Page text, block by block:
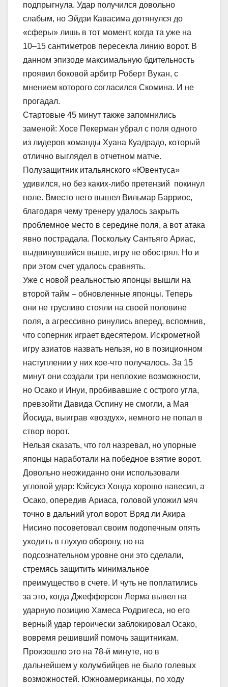
подпрыгнула. Удар получился довольно
слабым, но Эйдзи Кавасима дотянулся до
«сферы» лишь в тот момент, когда та уже на
10–15 сантиметров пересекла линию ворот. В
данном эпизоде максимальную бдительность
проявил боковой арбитр Роберт Вукан, с
мнением которого согласился Скомина. И не
прогадал.
Стартовые 45 минут также запомнились
заменой: Хосе Пекерман убрал с поля одного
из лидеров команды Хуана Куадрадо, который
отлично выглядел в отчетном матче.
Полузащитник итальянского «Ювентуса»
удивился, но без каких-либо претензий покинул
поле. Вместо него вышел Вильмар Барриос,
благодаря чему тренеру удалось закрыть
проблемное место в середине поля, а вот атака
явно пострадала. Поскольку Сантьяго Ариас,
выдвинувшийся выше, игру не обострял. Но и
при этом счет удалось сравнять.
Уже с новой реальностью японцы вышли на
второй тайм – обновленные японцы. Теперь
они не трусливо стояли на своей половине
поля, а агрессивно ринулись вперед, вспомнив,
что соперник играет вдесятером. Искрометной
игру азиатов назвать нельзя, но в позиционном
наступлении у них кое-что получалось. За 15
минут они создали три неплохие возможности,
но Осако и Инуи, пробивавшие с острого угла,
превзойти Давида Оспину не смогли, а Мая
Йосида, выиграв «воздух», немного не попал в
створ ворот.
Нельзя сказать, что гол назревал, но упорные
японцы наработали на победное взятие ворот.
Довольно неожиданно они использовали
угловой удар: Кэйсукэ Хонда хорошо навесил, а
Осако, опередив Ариаса, головой уложил мяч
точно в дальний угол ворот. Вряд ли Акира
Нисино посоветовал своим подопечным опять
уходить в глухую оборону, но на
подсознательном уровне они это сделали,
стремясь защитить минимальное
преимущество в счете. И чуть не поплатились
за это, когда Джефферсон Лерма вывел на
ударную позицию Хамеса Родригеса, но его
верный удар героически заблокировал Осако,
вовремя решивший помочь защитникам.
Произошло это на 78-й минуте, но в
дальнейшем у колумбийцев не было голевых
возможностей. Южноамериканцы, по ходу